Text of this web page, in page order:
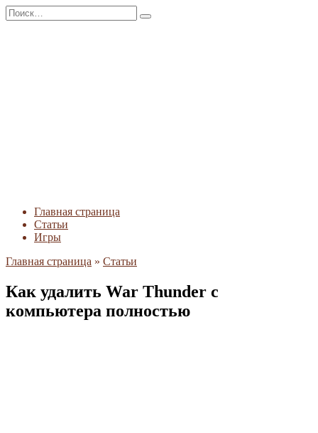
Перейти
к
Search
for:
Главная страница
Статьи
Игры
Главная страница » Статьи
Как удалить War Thunder с
компьютера полностью